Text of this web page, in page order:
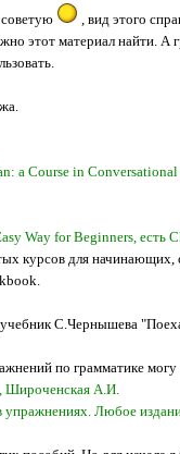
, вид этого
этот материал найти. А
а Course in
Way for Beginners, есть
курсов для начинающих,
С.Чернышева
по грамматике
Широченская А.И.
упражнениях. Любое